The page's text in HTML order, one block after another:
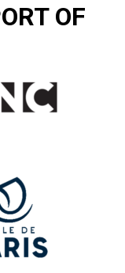
OF